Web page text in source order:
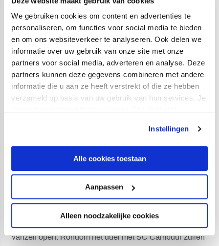
We gebruiken cookies om content en advertenties te
personaliseren, om functies voor social media te bieden
en om ons websiteverkeer te analyseren. Ook delen we
informatie over uw gebruik van onze site met onze
partners voor social media, adverteren en analyse. Deze
partners kunnen deze gegevens combineren met andere
informatie die u aan ze heeft verstrekt of die ze hebben
verzameld op basis van uw gebruik van hun services. Je
Instellingen
Alle cookies toestaan
Aanpassen
Alleen noodzakelijke cookies
tribunes, en ook niet bij/in toiletten, horecapunten,
trappen, businessruimtes, loges en skyboxen. Buiten het
stadion mag wel gerookt worden.
Vervoersinformatie
Er geldt rondom de competitiewedstrijd tegen SC
Cambuur andere vervoersinformatie dan te doen
P2, P2A en P3. Het is alleen nog mogelijk om een
parkeerkaart voor P3 aan te schaffen, dat kanHIER.
Voor het duel met SC Cambuur zijn parkeertickets voor
P3 afgeprijsd naar 10 euro.
Het is ook mogelijk om gratis te parkeren op de
vanzelf open. Rondom het duel met SC Cambuur zullen